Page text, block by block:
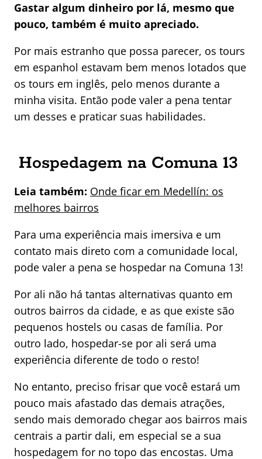
Gastar algum dinheiro por lá, mesmo que
pouco, também é muito apreciado.
Por mais estranho que possa parecer, os tours
em espanhol estavam bem menos lotados que
os tours em inglês, pelo menos durante a
minha visita. Então pode valer a pena tentar
um desses e praticar suas habilidades.
Hospedagem na Comuna 13
Leia também: Onde ficar em Medellín: os
melhores bairros
Para uma experiência mais imersiva e um
contato mais direto com a comunidade local,
pode valer a pena se hospedar na Comuna 13!
Por ali não há tantas alternativas quanto em
outros bairros da cidade, e as que existe são
pequenos hostels ou casas de família. Por
outro lado, hospedar-se por ali será uma
experiência diferente de todo o resto!
No entanto, preciso frisar que você estará um
pouco mais afastado das demais atrações,
sendo mais demorado chegar aos bairros mais
centrais a partir dali, em especial se a sua
hospedagem for no topo das encostas. Uma